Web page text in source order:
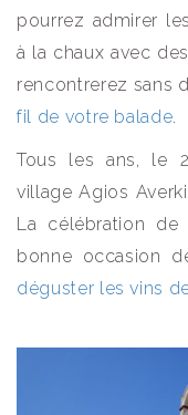
pourrez admirer
à la chaux avec
rencontrerez sans
fil de votre balade
Tous les ans, le
village Agios
La célébration
bonne occasion
déguster les vins